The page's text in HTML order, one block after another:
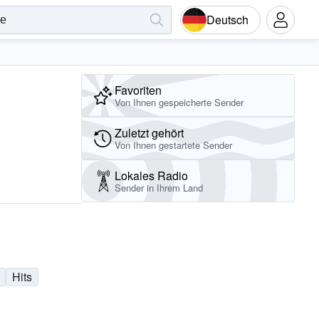
Deutsch
Hits
Favoriten
Von Ihnen gespeicherte Sender
Zuletzt gehört
Von Ihnen gestartete Sender
Lokales Radio
Sender in Ihrem Land